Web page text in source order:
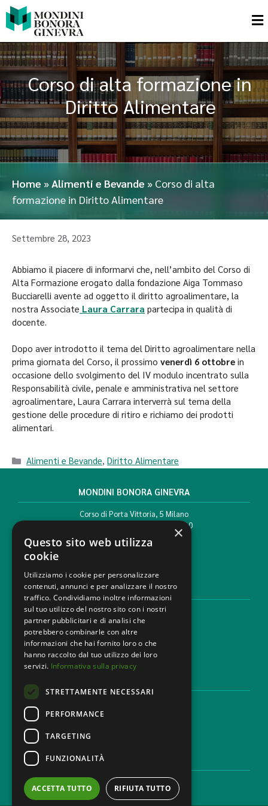
Corso di alta formazione in
Diritto Alimentare
Home »Alimenti e Bevande » Corso di alta
formazione in Diritto Alimentare
Settembre 28, 2023
Abbiamo il piacere di informarvi che, nell’ambito del Corso di
Alta Formazione erogato dalla fondazione Aiga Tommaso
Bucciarelli avente ad oggetto il diritto agroalimentare, la
nostra Associate Laura Carrara partecipa in qualità di
docente.
Dopo aver introdotto il tema del Diritto agroalimentare nella
prima giornata del Corso, il prossimo venerdì 6 ottobre in
occasione dello svolgimento del IV modulo incentrato sulla
Responsabilità civile, penale e amministrativa nel settore
agroalimentare, Laura Carrara interverrà sul tema della
gestione delle procedure di ritiro e richiamo dei prodotti
alimentari.
Alimenti e Bevande, Diritto Alimentare
MONDINI BONORA GINEVRA
Corso di Porta Vittoria, 5 Milano
T. +39 02 777351 F. +39 02 784510
info@mbg.legal
AREE LEGALI
Aree di Competenza
Settori
Studio legale
Contatti
Lavora con noi
×
Questo sito web utilizza
cookie
Utilizziamo i cookie per personalizzare
contenuti, annunci e per analizzare il nostro
traffico. Condividiamo inoltre informazioni
sul tuo utilizzo del nostro sito con i nostri
partner pubblicitari e di analisi che
potrebbero combinarle con altre
informazioni che hai fornito loro o che
hanno raccolto dal tuo utilizzo dei loro
servizi. Informativa sulla privacy
STRETTAMENTE NECESSARI
PERFORMANCE
TARGETING
FUNZIONALITÀ
ACCETTA TUTTO RIFIUTA TUTTO